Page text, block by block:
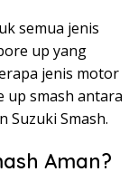
semua jenis
up yang
jenis motor
up smash antara
Suzuki Smash.
Aman?